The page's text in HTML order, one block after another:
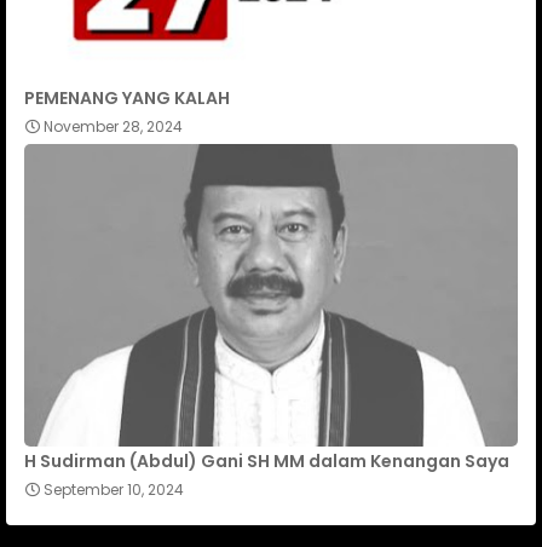
PEMENANG YANG KALAH
November 28, 2024
H Sudirman (Abdul) Gani SH MM dalam Kenangan Saya
September 10, 2024